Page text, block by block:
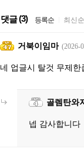
댓글(3) 등록순 최신순
거북이임마 (2026-
네 업글시 탈것 무제한
골렘탄와
넵 감사합니다